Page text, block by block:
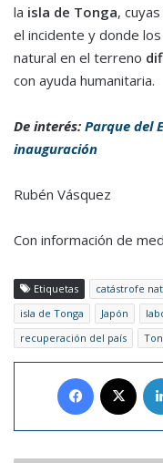
la isla de Tonga,
el incidente y donde
natural en el terreno
con ayuda humanitaria.
De interés: Parque del
inauguración
Rubén Vásquez
Con información de
Etiquetas catástrofe
isla de Tonga
Japón
recuperación del país
Facebook